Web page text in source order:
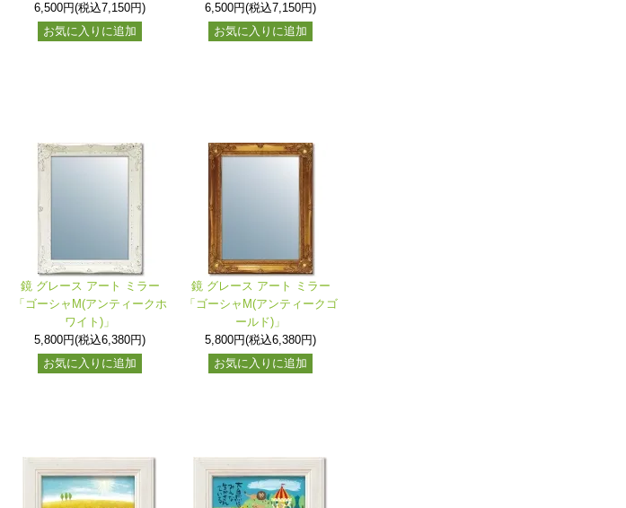
6,500円(税込7,150円)
お気に入りに追加
6,500円(税込7,150円)
お気に入りに追加
鏡 グレース アート ミラー
「ゴーシャM(アンティークホ
ワイト)」
5,800円(税込6,380円)
お気に入りに追加
鏡 グレース アート ミラー
「ゴーシャM(アンティークゴ
ールド)」
5,800円(税込6,380円)
お気に入りに追加